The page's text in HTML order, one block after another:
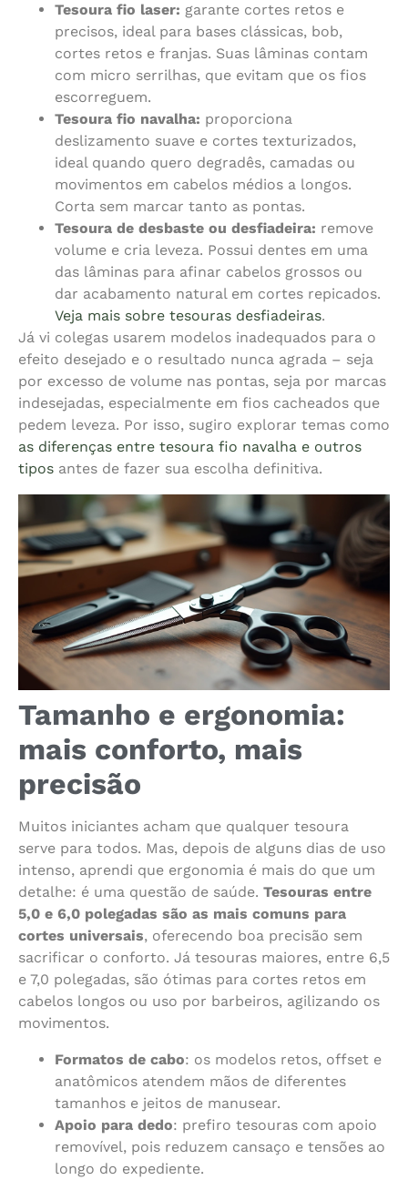
Tesoura fio laser: garante cortes retos e
precisos, ideal para bases clássicas, bob,
cortes retos e franjas. Suas lâminas contam
com micro serrilhas, que evitam que os fios
escorreguem.
Tesoura fio navalha: proporciona
deslizamento suave e cortes texturizados,
ideal quando quero degradês, camadas ou
movimentos em cabelos médios a longos.
Corta sem marcar tanto as pontas.
Tesoura de desbaste ou desfiadeira: remove
volume e cria leveza. Possui dentes em uma
das lâminas para afinar cabelos grossos ou
dar acabamento natural em cortes repicados.
Veja mais sobre tesouras desfiadeiras.
Já vi colegas usarem modelos inadequados para o
efeito desejado e o resultado nunca agrada – seja
por excesso de volume nas pontas, seja por marcas
indesejadas, especialmente em fios cacheados que
pedem leveza. Por isso, sugiro explorar temas como
as diferenças entre tesoura fio navalha e outros
tipos antes de fazer sua escolha definitiva.
Tamanho e ergonomia:
mais conforto, mais
precisão
Muitos iniciantes acham que qualquer tesoura
serve para todos. Mas, depois de alguns dias de uso
intenso, aprendi que ergonomia é mais do que um
detalhe: é uma questão de saúde. Tesouras entre
5,0 e 6,0 polegadas são as mais comuns para
cortes universais, oferecendo boa precisão sem
sacrificar o conforto. Já tesouras maiores, entre 6,5
e 7,0 polegadas, são ótimas para cortes retos em
cabelos longos ou uso por barbeiros, agilizando os
movimentos.
Formatos de cabo: os modelos retos, offset e
anatômicos atendem mãos de diferentes
tamanhos e jeitos de manusear.
Apoio para dedo: prefiro tesouras com apoio
removível, pois reduzem cansaço e tensões ao
longo do expediente.